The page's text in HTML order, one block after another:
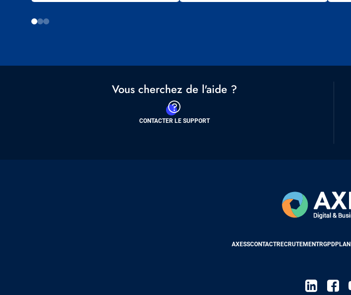
Vous cherchez de l'aide ?
CONTACTER LE SUPPORT
AXESSCONTACTRECRUTEMENTRGPDPLAN